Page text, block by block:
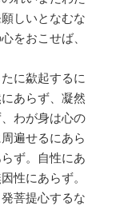
しいとなむな
をおこせば、
に歘起するに
あらず、凝然
わが身は心の
遍せるにあら
ず。自性にあ
性にあらず。
菩提心するな